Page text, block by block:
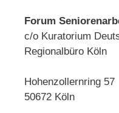
Forum
c/o Kuratorium
Regionalbüro Köln
Hohenzollernring 57
50672 Köln